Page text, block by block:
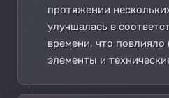
протяжении
улучшалась в
времени, что повлияло
элементы и